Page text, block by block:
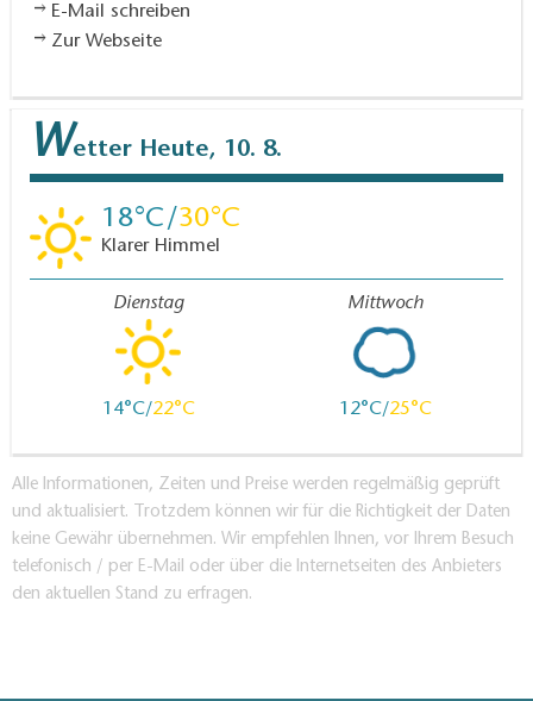
E-Mail schreiben
Zur Webseite
Wetter Heute, 10. 8.
18 30
Klarer Himmel
Dienstag
14 22
Mittwoch
12 25
Alle Informationen, Zeiten und Preise werden regelmäßig geprüft
und aktualisiert. Trotzdem können wir für die Richtigkeit der Daten
keine Gewähr übernehmen. Wir empfehlen Ihnen, vor Ihrem Besuch
telefonisch / per E-Mail oder über die Internetseiten des Anbieters
den aktuellen Stand zu erfragen.